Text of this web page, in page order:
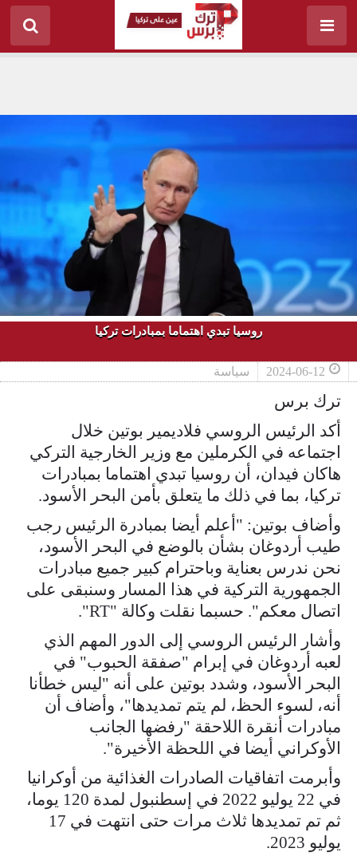
روسيا تبدي اهتماما بمبادرات تركيا
2024-06-12 سياسة
ترك برس
أكد الرئيس الروسي فلاديمير بوتين خلال
اجتماعه في الكرملين مع وزير الخارجية التركي
هاكان فيدان، أن روسيا تبدي اهتماما بمبادرات
تركيا، بما في ذلك ما يتعلق بأمن البحر الأسود.
وأضاف بوتين: "أعلم أيضا بمبادرة الرئيس رجب
طيب أردوغان بشأن بالوضع في البحر الأسود،
نحن ندرس بعناية وباحترام كبير جميع مبادرات
الجمهورية التركية في هذا المسار وسنبقى على
اتصال معكم". حسبما نقلت وكالة "RT".
وأشار الرئيس الروسي إلى الدور المهم الذي
لعبه أردوغان في إبرام "صفقة الحبوب" في
البحر الأسود، وشدد بوتين على أنه "ليس خطأنا
أنه، لسوء الحظ، لم يتم تمديدها"، وأضاف أن
مبادرات أنقرة اللاحقة "رفضها الجانب
الأوكراني أيضا في اللحظة الأخيرة".
وأبرمت اتفاقيات الصادرات الغذائية من أوكرانيا
في 22 يوليو 2022 في إسطنبول لمدة 120 يوما،
ثم تم تمديدها ثلاث مرات حتى انتهت في 17
يوليو 2023.